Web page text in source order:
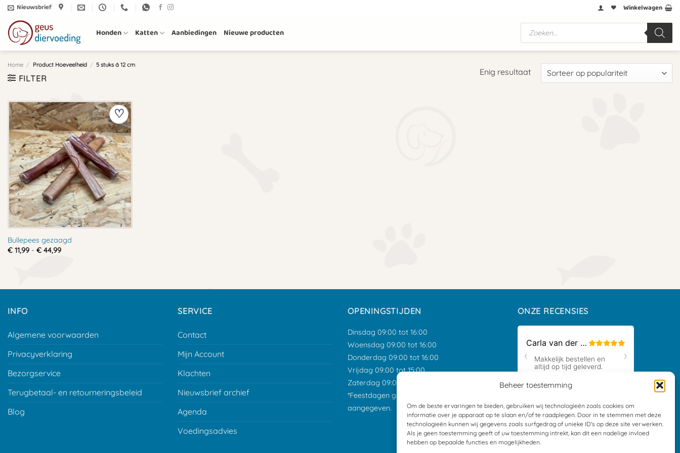
Beheer toestemming
Om de beste ervaringen te bieden, gebruiken wij technologieën zoals cookies om
informatie over je apparaat op te slaan en/of te raadplegen. Door in te stemmen met deze
technologieën kunnen wij gegevens zoals surfgedrag of unieke ID's op deze site verwerken.
Als je geen toestemming geeft of uw toestemming intrekt, kan dit een nadelige invloed
hebben op bepaalde functies en mogelijkheden.
Ga
naar
inhoud
Nieuwsbrief Winkelwagen
Honden Katten Aanbiedingen Nieuwe producten
Producten
zoeken
Home / Product Hoeveelheid / 5 stuks á 12 cm
FILTER
Enig resultaat
Bullepees gezaagd
€11,99 - €44,99Prijsklasse:
INFO
Algemene voorwaarden
Privacyverklaring
Bezorgservice
Terugbetaal- en retourneringsbeleid
Blog
SERVICE
Contact
Mijn Account
Klachten
Nieuwsbrief archief
Agenda
Voedingsadvies
OPENINGSTIJDEN
Dinsdag 09:00 tot 16:00
Woensdag 09:00 tot 16:00
Donderdag 09:00 tot 16:00
Vrijdag 09:00 tot 15:00
Zaterdag 09:00 tot 12:00
*Feestdagen gesloten tenzij anders
aangegeven.
ONZE RECENSIES